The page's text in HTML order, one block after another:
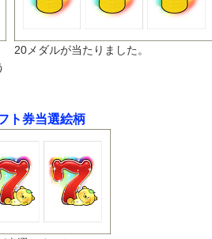
20メダルが当たりました。
ト券当選絵柄